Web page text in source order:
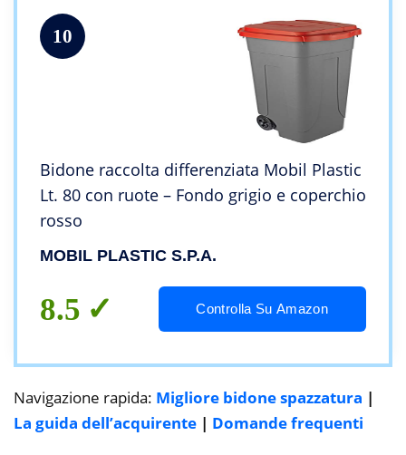
10
Bidone raccolta differenziata Mobil Plastic
Lt. 80 con ruote – Fondo grigio e coperchio
rosso
MOBIL PLASTIC S.P.A.
8.5 Controlla Su Amazon
Navigazione rapida: Migliore bidone spazzatura |
La guida dell’acquirente | Domande frequenti